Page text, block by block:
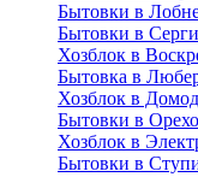
Бытовки в
Бытовки в
Хозблок в
Бытовка в
Хозблок в
Бытовки в
Хозблок в
Бытовки в